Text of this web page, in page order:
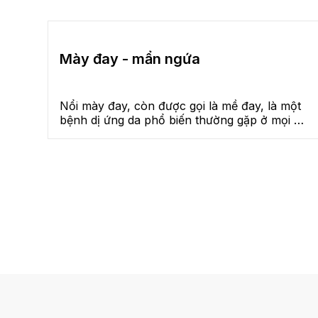
Mày đay - mẩn ngứa
Nổi mày đay, còn được gọi là mề đay, là một
bệnh dị ứng da phổ biến thường gặp ở mọi độ